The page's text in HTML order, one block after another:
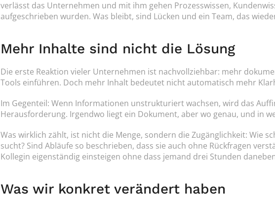
verlässt das Unternehmen und mit ihm gehen Prozesswissen,
aufgeschrieben wurden. Was bleibt, sind Lücken und ein Team, das
Mehr Inhalte sind nicht die Lösung
Die erste Reaktion vieler Unternehmen ist nachvollziehbar: mehr
Tools einführen. Doch mehr Inhalt bedeutet nicht automatisch mehr
Im Gegenteil: Wenn Informationen unstrukturiert wachsen, wird das
Herausforderung. Irgendwo liegt ein Dokument, aber wo genau, und in
Was wirklich zählt, ist nicht die Menge, sondern die Zugänglichkeit: Wie
sucht? Sind Abläufe so beschrieben, dass sie auch ohne Rückfragen
Kollegin eigenständig einsteigen ohne dass jemand drei Stunden
Was wir konkret verändert haben